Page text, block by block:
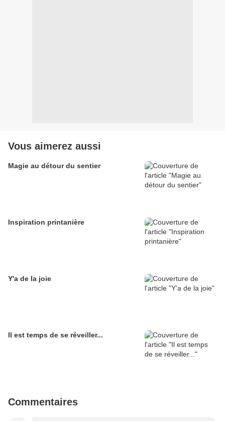
Vous aimerez aussi
Magie au détour du sentier
Inspiration printanière
Y'a de la joie
Il est temps de se réveiller...
Commentaires